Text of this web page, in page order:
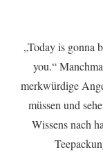
„Today is gonna
you.“
merkwürdige
müssen und
Wissens nach